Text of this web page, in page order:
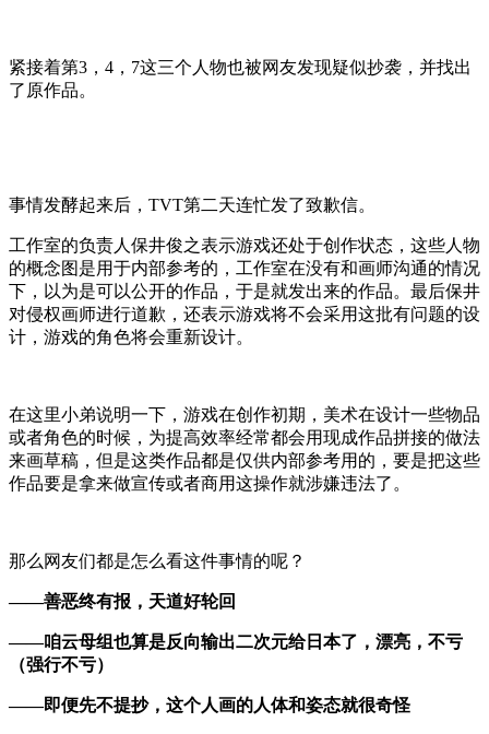
紧接着第3，4，7这三个人物也被网友发现疑似抄袭，并找出
了原作品。
事情发酵起来后，TVT第二天连忙发了致歉信。
工作室的负责人保井俊之表示游戏还处于创作状态，这些人物
的概念图是用于内部参考的，工作室在没有和画师沟通的情况
下，以为是可以公开的作品，于是就发出来的作品。最后保井
对侵权画师进行道歉，还表示游戏将不会采用这批有问题的设
计，游戏的角色将会重新设计。
在这里小弟说明一下，游戏在创作初期，美术在设计一些物品
或者角色的时候，为提高效率经常都会用现成作品拼接的做法
来画草稿，但是这类作品都是仅供内部参考用的，要是把这些
作品要是拿来做宣传或者商用这操作就涉嫌违法了。
那么网友们都是怎么看这件事情的呢？
——善恶终有报，天道好轮回
——咱云母组也算是反向输出二次元给日本了，漂亮，不亏
（强行不亏）
——即便先不提抄，这个人画的人体和姿态就很奇怪